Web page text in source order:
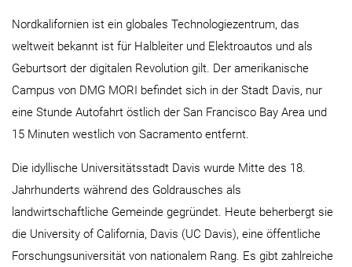
Nordkalifornien ist ein globales Technologiezentrum, das
weltweit bekannt ist für Halbleiter und Elektroautos und als
Geburtsort der digitalen Revolution gilt. Der amerikanische
Campus von DMG MORI befindet sich in der Stadt Davis, nur
eine Stunde Autofahrt östlich der San Francisco Bay Area und
15 Minuten westlich von Sacramento entfernt.
Die idyllische Universitätsstadt Davis wurde Mitte des 18.
Jahrhunderts während des Goldrausches als
landwirtschaftliche Gemeinde gegründet. Heute beherbergt sie
die University of California, Davis (UC Davis), eine öffentliche
Forschungsuniversität von nationalem Rang. Es gibt zahlreiche